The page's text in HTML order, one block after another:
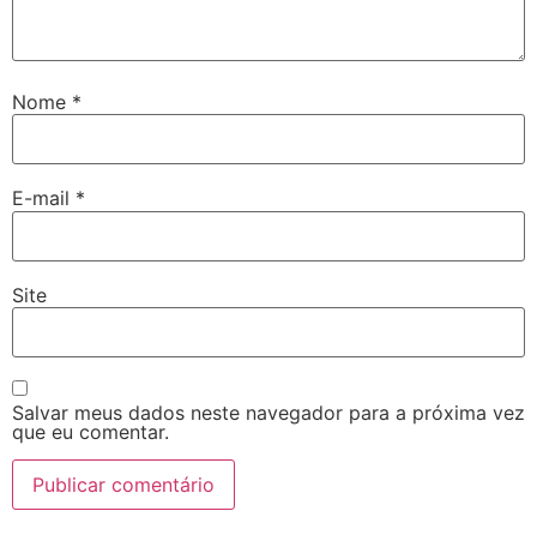
Nome *
E-mail *
Site
Salvar meus dados neste navegador para a próxima vez
que eu comentar.